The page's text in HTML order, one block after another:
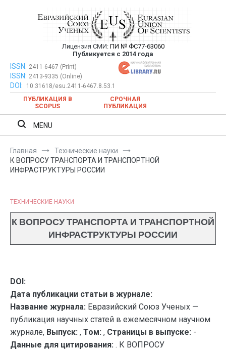
Евразийский Союз Ученых —
публикация научных статей в
ежемесячном научном журнале
Лицензия СМИ: ПИ № ФС77-63060
Публикуется с 2014 года
Евразийский Союз Ученых — публикация научных статей в
ежемесячном научном журнале
ISSN: 2411-6467 (Print)
ISSN: 2413-9335 (Online)
DOI:
10.31618/esu.2411-6467.8.53.1
ПУБЛИКАЦИЯ В
SCOPUS
СРОЧНАЯ
ПУБЛИКАЦИЯ
MENU
Главная
Технические науки
К ВОПРОСУ ТРАНСПОРТА И ТРАНСПОРТНОЙ
ИНФРАСТРУКТУРЫ РОССИИ
ТЕХНИЧЕСКИЕ НАУКИ
К ВОПРОСУ ТРАНСПОРТА И ТРАНСПОРТНОЙ
ИНФРАСТРУКТУРЫ РОССИИ
DOI:
Дата публикации статьи в журнале:
Название журнала: Евразийский Союз Ученых —
публикация научных статей в ежемесячном научном
журнале, Выпуск: , Том: , Страницы в выпуске: -
Данные для цитирования: . К ВОПРОСУ